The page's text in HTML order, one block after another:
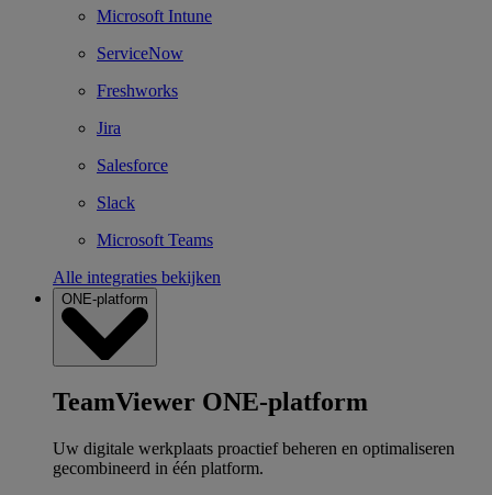
Microsoft Intune
ServiceNow
Freshworks
Jira
Salesforce
Slack
Microsoft Teams
Alle integraties bekijken
ONE-platform
TeamViewer ONE-platform
Uw digitale werkplaats proactief beheren en optimaliseren
gecombineerd in één platform.